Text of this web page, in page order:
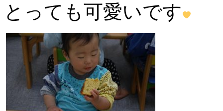
とっても可愛いです